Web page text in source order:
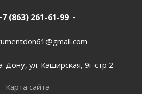
(863) 261-61-99
Дону, ул. Каширская, 9г стр 2
Карта сайта